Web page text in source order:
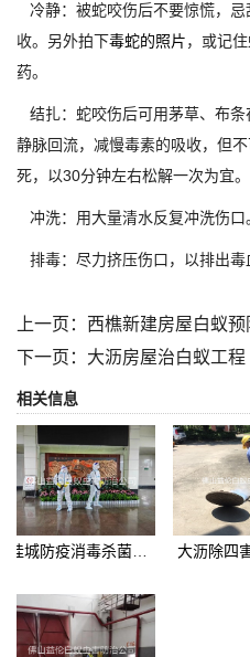
冷静：被蛇咬伤后不要惊慌，
收。另外拍下毒蛇的照片，或记
药。
结扎：蛇咬伤后可用茅草、布
静脉回流，减慢毒素的吸收，但
死，以30分钟左右松解一次为宜。
冲洗：用大量清水反复冲洗伤口
排毒：尽力挤压伤口，以排出毒
上一页： 西樵新建房屋白蚁预
下一页： 大沥房屋治白蚁工程
相关信息
大沥除四